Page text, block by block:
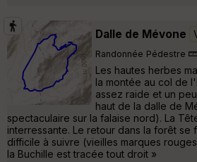
Dalle de Mévone
Randonnée Pédestre
Les hautes herbes
la montée au col de
assez raide et un
haut de la dalle de
spectaculaire sur la falaise nord). La
interressante. Le retour dans la forêt se
difficile à suivre (vieilles marques
la Buchille est tracée tout droit »